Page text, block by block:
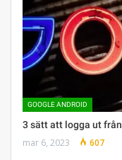
GOOGLE ANDROID
3 sätt att logga ut
mar 6, 2023 607